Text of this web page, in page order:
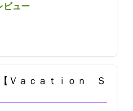
ビュー
Ｖａｃａｔｉｏｎ Ｓ